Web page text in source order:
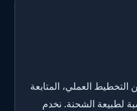
العملي، المتابعة
لطبيعة الشحنة. نخدم